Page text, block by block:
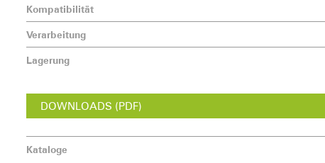
Kompatibilität
Verarbeitung
Lagerung
DOWNLOADS (PDF)
Kataloge